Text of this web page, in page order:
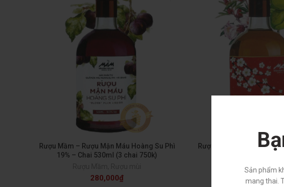
Sản phẩm
mang thai.
Rượu Mầm – Rượu Mận Máu Hoàng Su Phì
19% – Chai 530ml (3 chai 750k)
280,000₫
Rượu Mầm – Rượu Xí
Rượu Mầm,Rượu
280,000₫